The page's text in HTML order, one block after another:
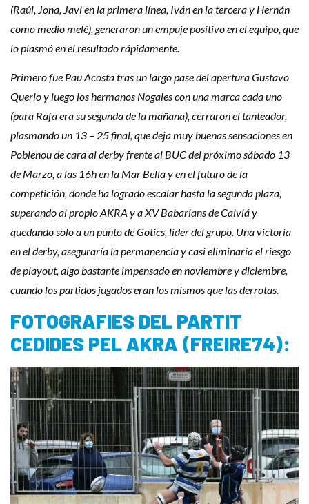
(Raúl, Jona, Javi en la primera línea, Iván en la tercera y Hernán
como medio melé), generaron un empuje positivo en el equipo, que
lo plasmó en el resultado rápidamente.
Primero fue Pau Acosta tras un largo pase del apertura Gustavo
Querio y luego los hermanos Nogales con una marca cada uno
(para Rafa era su segunda de la mañana), cerraron el tanteador,
plasmando un 13 – 25 final, que deja muy buenas sensaciones en
Poblenou de cara al derby frente al BUC del próximo sábado 13
de Marzo, a las 16h en la Mar Bella y en el futuro de la
competición, donde ha logrado escalar hasta la segunda plaza,
superando al propio AKRA y a XV Babarians de Calviá y
quedando solo a un punto de Gotics, líder del grupo. Una victoria
en el derby, aseguraría la permanencia y casi eliminaría el riesgo
de playout, algo bastante impensado en noviembre y diciembre,
cuando los partidos jugados eran los mismos que las derrotas.
FOTOGRAFIES DEL PARTIT
CEDIDES PEL AKRA (FREIRE74):